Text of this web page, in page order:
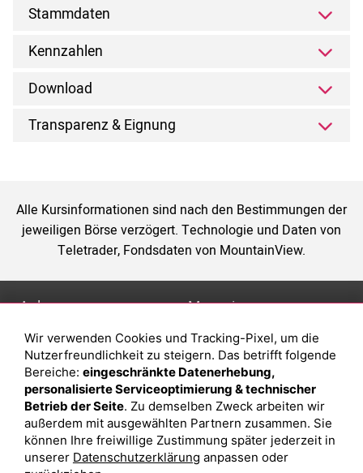
Stammdaten
Kennzahlen
Download
Transparenz & Eignung
Alle Kursinformationen sind nach den Bestimmungen der
jeweiligen Börse verzögert. Technologie und Daten von
Teletrader, Fondsdaten von MountainView.
Anlage
Depot eröffnen
Depot vergleichen
Junior Depot
Top-Seller-Fonds
Top-Fonds
Magazin
Was sind sind ETFs?
Sparplan Vorteile
Was ist ein Fonds?
Wir verwenden Cookies und Tracking-Pixel, um die
Nutzerfreundlichkeit zu steigern. Das betrifft folgende
Bereiche: eingeschränkte Datenerhebung,
personalisierte Serviceoptimierung & technischer
Betrieb der Seite. Zu demselben Zweck arbeiten wir
außerdem mit ausgewählten Partnern zusammen. Sie
können Ihre freiwillige Zustimmung später jederzeit in
unserer Datenschutzerklärung anpassen oder